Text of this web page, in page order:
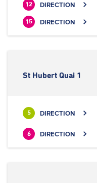
12 DIRECTION
15 DIRECTION
St Hubert Quai 1
5 DIRECTION
6 DIRECTION